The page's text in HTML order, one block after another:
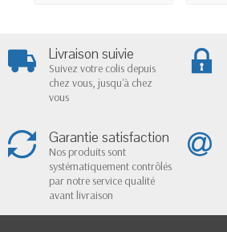
Livraison suivie
Suivez votre colis depuis
chez vous, jusqu'à chez
vous
Garantie satisfaction
Nos produits sont
systématiquement contrôlés
par notre service qualité
avant livraison